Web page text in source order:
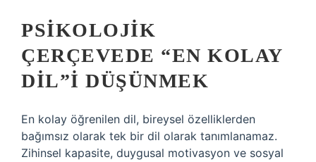
PSIKOLOJIK
ÇERÇEVEDE “EN KOLAY
DIL”I DÜŞÜNMEK
En kolay öğrenilen dil, bireysel özelliklerden
bağımsız olarak tek bir dil olarak tanımlanamaz.
Zihinsel kapasite, duygusal motivasyon ve sosyal